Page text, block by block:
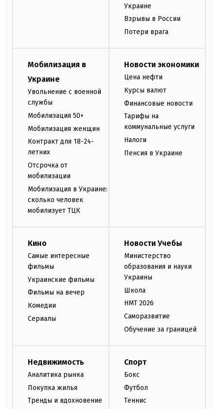
Украине
Взрывы в России
Потери врага
Мобилизация в
Украине
Увольнение с военной
службы
Мобилизация 50+
Мобилизация женщин
Контракт для 18-24-
летних
Отсрочка от
мобилизации
Мобилизация в Украине:
сколько человек
мобилизует ТЦК
Новости экономики
Цена нефти
Курсы валют
Финансовые новости
Тарифы на
коммунальные услуги
Налоги
Пенсия в Украине
Кино
Самые интересные
фильмы
Украинские фильмы
Фильмы на вечер
Комедии
Сериалы
Новости Учебы
Министерство
образования и науки
Украины
Школа
НМТ 2026
Саморазвитие
Обучение за границей
Недвижимость
Аналитика рынка
Покупка жилья
Тренды и вдохновение
Спорт
Бокс
Футбол
Теннис